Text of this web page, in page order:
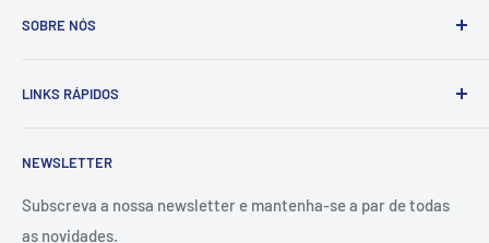
SOBRE NÓS
fornece e executa soluções de pintura e proteção
industrial, naval e da construção civil.
Fundada em 1994, em Viana do Castelo, a empresa conta
com uma vasta e diversificada carteira de clientes,
LINKS RÁPIDOS
Sobre Nós
Politica de Qualidade
Termos e Condições
NEWSLETTER
Subscreva a nossa newsletter e mantenha-se a par de todas
as novidades.